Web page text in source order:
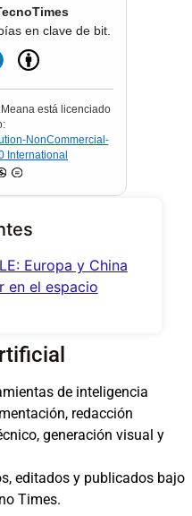
en clave de bit.
está licenciado
NonCommercial-
International
Europa y China
en el espacio
de inteligencia
redacción
generación visual y
editados y publicados bajo
Times.